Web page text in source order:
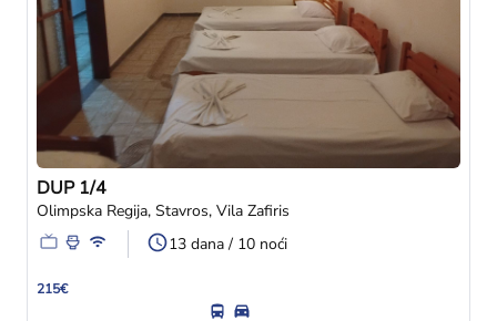
DUP 1/4
Olimpska Regija, Stavros, Vila Zafiris
13 dana / 10 noći
215€